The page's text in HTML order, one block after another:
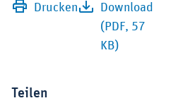
Drucken
Download
(PDF, 57
KB)
Teilen